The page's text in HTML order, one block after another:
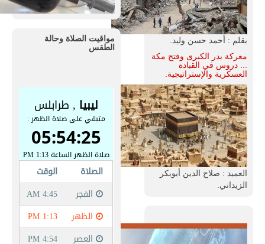
بقلم : أحمد حسن وليد.
معركة بدر الكبرى وفتح مكة
... دروس في القيادة
العسكرية والإستراتيجية.
العميد : صلاح الدين أبوبكر
الزيداني.
مواقيت الصلاة وحالة
الطقس